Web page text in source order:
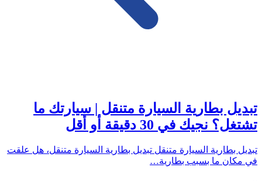
تبديل بطارية السيارة متنقل | سيارتك ما
تشتغل؟ نجيك في 30 دقيقة أو أقل
تبديل بطارية السيارة متنقل تبديل بطارية السيارة متنقل، هل علقت
في مكان ما بسبب بطارية…